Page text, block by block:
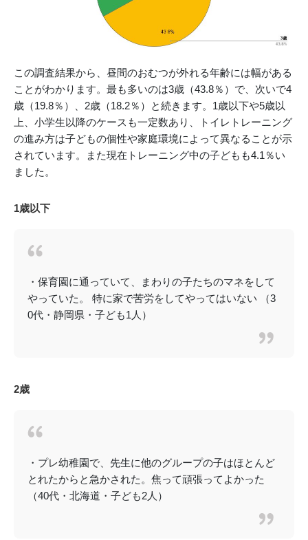
この調査結果から、昼間のおむつが外れる年齢には幅がある
ことがわかります。最も多いのは3歳（43.8％）で、次いで4
歳（19.8％）、2歳（18.2％）と続きます。1歳以下や5歳以
上、小学生以降のケースも一定数あり、トイレトレーニング
の進み方は子どもの個性や家庭環境によって異なることが示
されています。また現在トレーニング中の子どもも4.1％い
ました。
1歳以下
・保育園に通っていて、まわりの子たちのマネをして
やっていた。 特に家で苦労をしてやってはいない （3
0代・静岡県・子ども1人）
2歳
・プレ幼稚園で、先生に他のグループの子はほとんど
とれたからと急かされた。焦って頑張ってよかった
（40代・北海道・子ども2人）